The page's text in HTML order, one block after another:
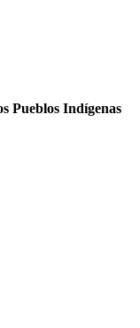
Pueblos Indígenas